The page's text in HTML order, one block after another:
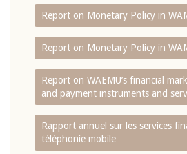
Report on Monetary Policy in
Report on Monetary Policy in
Report on WAEMU’s financial
and payment instruments and
Rapport annuel sur les services
téléphonie mobile